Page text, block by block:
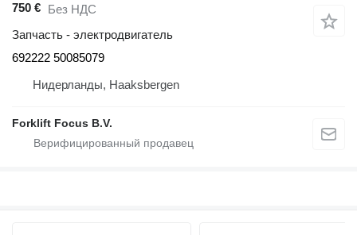
750 € Без НДС
Запчасть - электродвигатель
692222 50085079
Нидерланды, Haaksbergen
Forklift Focus B.V.